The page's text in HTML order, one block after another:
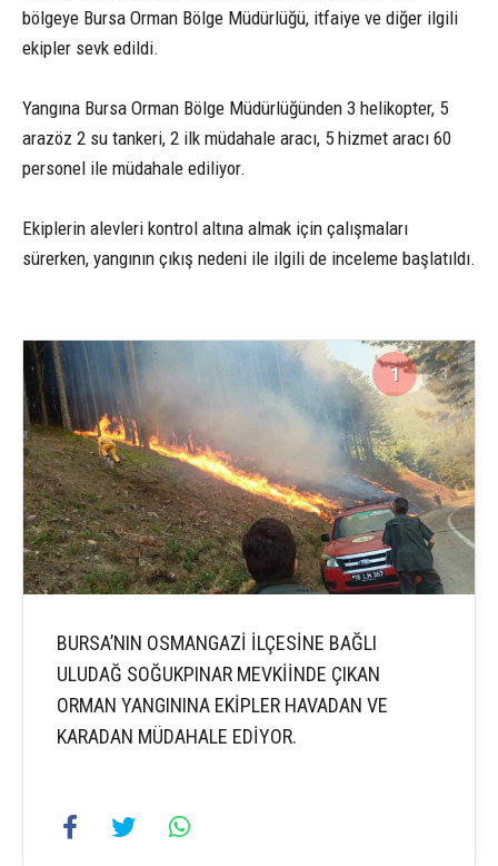
bölgeye Bursa Orman Bölge Müdürlüğü, itfaiye ve diğer ilgili
ekipler sevk edildi.
Yangına Bursa Orman Bölge Müdürlüğünden 3 helikopter, 5
arazöz 2 su tankeri, 2 ilk müdahale aracı, 5 hizmet aracı 60
personel ile müdahale ediliyor.
Ekiplerin alevleri kontrol altına almak için çalışmaları
sürerken, yangının çıkış nedeni ile ilgili de inceleme başlatıldı.
1 3
BURSA’NIN OSMANGAZİ İLÇESİNE BAĞLI
ULUDAĞ SOĞUKPINAR MEVKİİNDE ÇIKAN
ORMAN YANGININA EKİPLER HAVADAN VE
KARADAN MÜDAHALE EDİYOR.